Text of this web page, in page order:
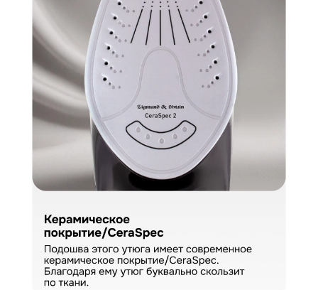
Ваше имя
Ваш номер
Оформить заказ
Загрузить фото
Отправить отзыв
С условиями "Пользовательского соглашения" ознакомлен